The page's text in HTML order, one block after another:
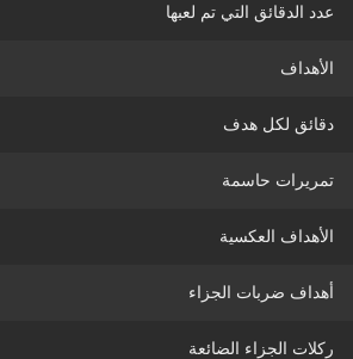
عدد الدقائق التي تم لعبها
الأهداف
دقائق لكل هدف
تمريرات حاسمة
الأهداف العكسية
أهداف ضربات الجزاء
ركلات الجزاء الضائعة